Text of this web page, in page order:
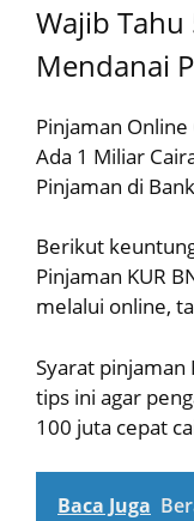
Wajib Tahu
Mendanai
Pinjaman Online
Ada 1 Miliar
Pinjaman di
Berikut
Pinjaman KUR
melalui online,
Syarat pinjaman
tips ini agar
100 juta cepat
Baca Juga